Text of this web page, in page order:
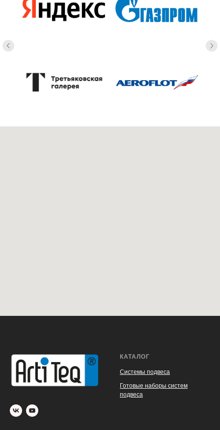
КАТАЛОГ
Системы подвеса
Готовые наборы систем
подвеса